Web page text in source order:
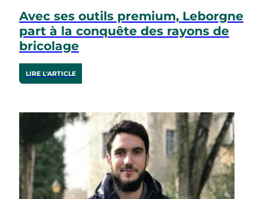
Avec ses outils premium, Leborgne
part à la conquête des rayons de
bricolage
LIRE L'ARTICLE